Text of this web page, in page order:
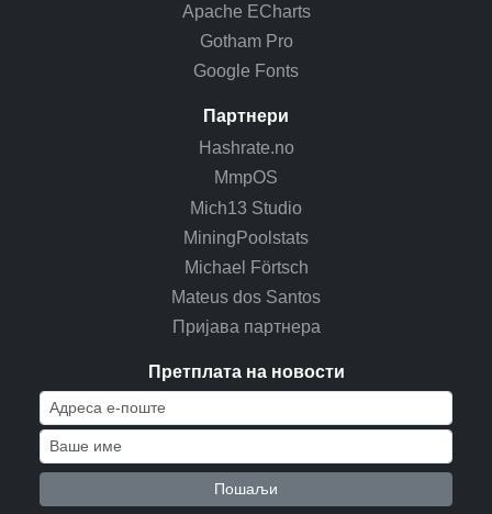
Apache ECharts
Gotham Pro
Google Fonts
Партнери
Hashrate.no
MmpOS
Mich13 Studio
MiningPoolstats
Michael Förtsch
Mateus dos Santos
Пријава партнера
Претплата на новости
Пошаљи